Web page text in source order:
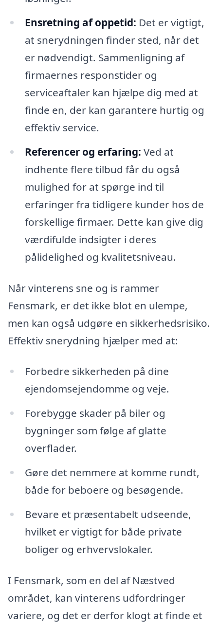
Ensretning af oppetid: Det er vigtigt,
at snerydningen finder sted, når det
er nødvendigt. Sammenligning af
firmaernes responstider og
serviceaftaler kan hjælpe dig med at
finde en, der kan garantere hurtig og
effektiv service.
Referencer og erfaring: Ved at
indhente flere tilbud får du også
mulighed for at spørge ind til
erfaringer fra tidligere kunder hos de
forskellige firmaer. Dette kan give dig
værdifulde indsigter i deres
pålidelighed og kvalitetsniveau.
Når vinterens sne og is rammer
Fensmark, er det ikke blot en ulempe,
men kan også udgøre en sikkerhedsrisiko.
Effektiv snerydning hjælper med at:
Forbedre sikkerheden på dine
ejendomsejendomme og veje.
Forebygge skader på biler og
bygninger som følge af glatte
overflader.
Gøre det nemmere at komme rundt,
både for beboere og besøgende.
Bevare et præsentabelt udseende,
hvilket er vigtigt for både private
boliger og erhvervslokaler.
I Fensmark, som en del af Næstved
området, kan vinterens udfordringer
variere, og det er derfor klogt at finde et